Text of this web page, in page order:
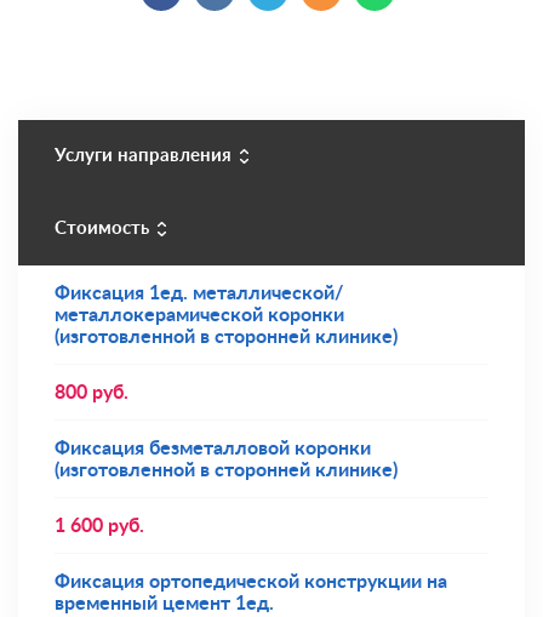
Услуги направления
Стоимость
Фиксация 1ед. металлической/
металлокерамической коронки
(изготовленной в сторонней клинике)
800 руб.
Фиксация безметалловой коронки
(изготовленной в сторонней клинике)
1 600 руб.
Фиксация ортопедической конструкции на
временный цемент 1ед.